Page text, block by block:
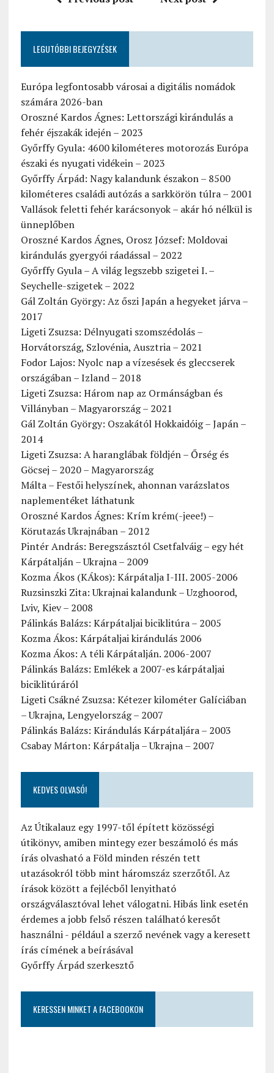
LEGUTÓBBI BEJEGYZÉSEK
Európa legfontosabb városai a digitális nomádok
számára 2026-ban
Oroszné Kardos Ágnes: Lettországi kirándulás a
fehér éjszakák idején – 2023
Győrffy Gyula: 4600 kilométeres motorozás Európa
északi és nyugati vidékein – 2023
Győrffy Árpád: Nagy kalandunk északon – 8500
kilométeres családi autózás a sarkkörön túlra – 2001
Vallások feletti fehér karácsonyok – akár hó nélkül is
ünneplőben
Oroszné Kardos Ágnes, Orosz József: Moldovai
kirándulás gyergyói ráadással – 2022
Győrffy Gyula – A világ legszebb szigetei I. –
Seychelle-szigetek – 2022
Gál Zoltán György: Az őszi Japán a hegyeket járva –
2017
Ligeti Zsuzsa: Délnyugati szomszédolás –
Horvátország, Szlovénia, Ausztria – 2021
Fodor Lajos: Nyolc nap a vízesések és gleccserek
országában – Izland – 2018
Ligeti Zsuzsa: Három nap az Ormánságban és
Villányban – Magyarország – 2021
Gál Zoltán György: Oszakától Hokkaidóig – Japán –
2014
Ligeti Zsuzsa: A haranglábak földjén – Őrség és
Göcsej – 2020 – Magyarország
Málta – Festői helyszínek, ahonnan varázslatos
naplementéket láthatunk
Oroszné Kardos Ágnes: Krím krém(-jeee!) –
Körutazás Ukrajnában – 2012
Pintér András: Beregszásztól Csetfalváig – egy hét
Kárpátalján – Ukrajna – 2009
Kozma Ákos (KÁkos): Kárpátalja I-III. 2005-2006
Ruzsinszki Zita: Ukrajnai kalandunk – Uzghoorod,
Lviv, Kiev – 2008
Pálinkás Balázs: Kárpátaljai biciklitúra – 2005
Kozma Ákos: Kárpátaljai kirándulás 2006
Kozma Ákos: A téli Kárpátalján. 2006-2007
Pálinkás Balázs: Emlékek a 2007-es kárpátaljai
biciklitúráról
Ligeti Csákné Zsuzsa: Kétezer kilométer Galíciában
– Ukrajna, Lengyelország – 2007
Pálinkás Balázs: Kirándulás Kárpátaljára – 2003
Csabay Márton: Kárpátalja – Ukrajna – 2007
KEDVES OLVASÓ!
Az Útikalauz egy 1997-től épített közösségi
útikönyv, amiben mintegy ezer beszámoló és más
írás olvasható a Föld minden részén tett
utazásokról több mint háromszáz szerzőtől. Az
írások között a fejlécből lenyitható
országválasztóval lehet válogatni. Hibás link esetén
érdemes a jobb felső részen található keresőt
használni - például a szerző nevének vagy a keresett
írás címének a beírásával
Győrffy Árpád szerkesztő
KERESSEN MINKET A FACEBOOKON